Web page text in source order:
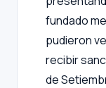
fundado
pudieron
recibir
de